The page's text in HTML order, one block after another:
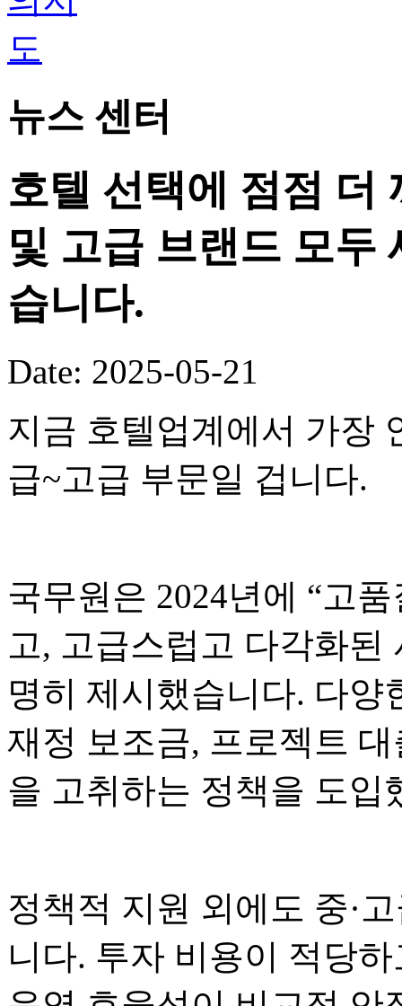
뉴스 센터
호텔 선택에 점점 더
및 고급 브랜드 모두
습니다.
Date: 2025-05-21
지금 호텔업계에서 가장
급~고급 부문일 겁니다.
국무원은 2024년에 “고
고, 고급스럽고 다각화된
명히 제시했습니다. 다
재정 보조금, 프로젝트
을 고취하는 정책을 도입
정책적 지원 외에도 중·
니다. 투자 비용이 적당